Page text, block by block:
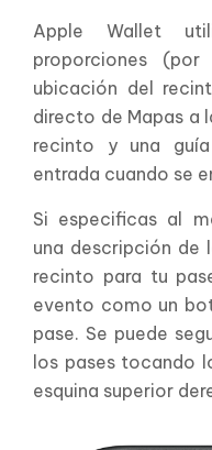
Apple Wallet
proporciones
ubicación del
directo de Mapas a
recinto y una
entrada cuando se
Si especificas al
una descripción de
recinto para tu
evento como un
pase. Se puede
los pases tocando
esquina superior